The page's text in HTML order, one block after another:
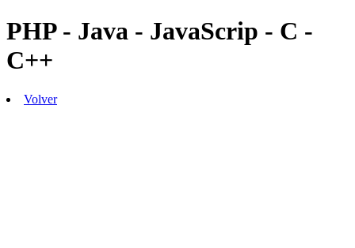
PHP - Java - JavaScrip - C -
C++
Volver